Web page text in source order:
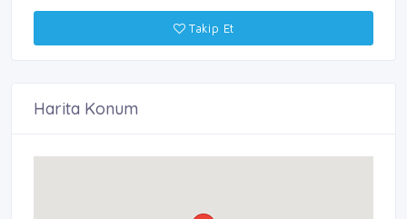
Takip Et
Harita Konum